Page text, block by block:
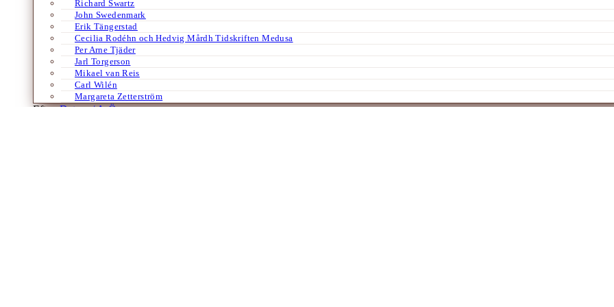
Richard Swartz
John Swedenmark
Erik Tängerstad
Cecilia Rodéhn och Hedvig Mårdh Tidskriften Medusa
Per Arne Tjäder
Jarl Torgerson
Mikael van Reis
Carl Wilén
Margareta Zetterström
Efter:Datum /A-Ö